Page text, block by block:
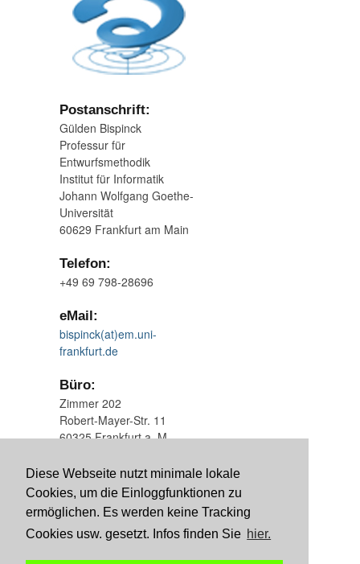
Diese Webseite nutzt minimale lokale
Cookies, um die Einloggfunktionen zu
ermöglichen. Es werden keine Tracking
Cookies usw. gesetzt. Infos finden Sie hier.
Postanschrift:
Gülden Bispinck
Professur für
Entwurfsmethodik
Institut für Informatik
Johann Wolfgang Goethe-
Universität
60629 Frankfurt am Main
Telefon:
+49 69 798-28696
eMail:
bispinck(at)em.uni-
frankfurt.de
Büro:
Zimmer 202
Robert-Mayer-Str. 11
60325 Frankfurt a. M.
Bib
LSF Impressum